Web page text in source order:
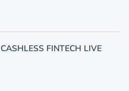
CASHLESS FINTECH LIVE